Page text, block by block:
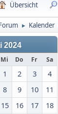
Übersicht
► Kalender
2024
Mi Do Fr Sa
1 2 3
4
8 9 10
11
15 16 17
18